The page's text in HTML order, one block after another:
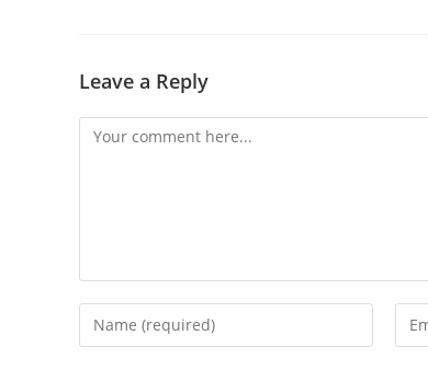
Leave a Reply
Comment
Enter
your
Enter
your